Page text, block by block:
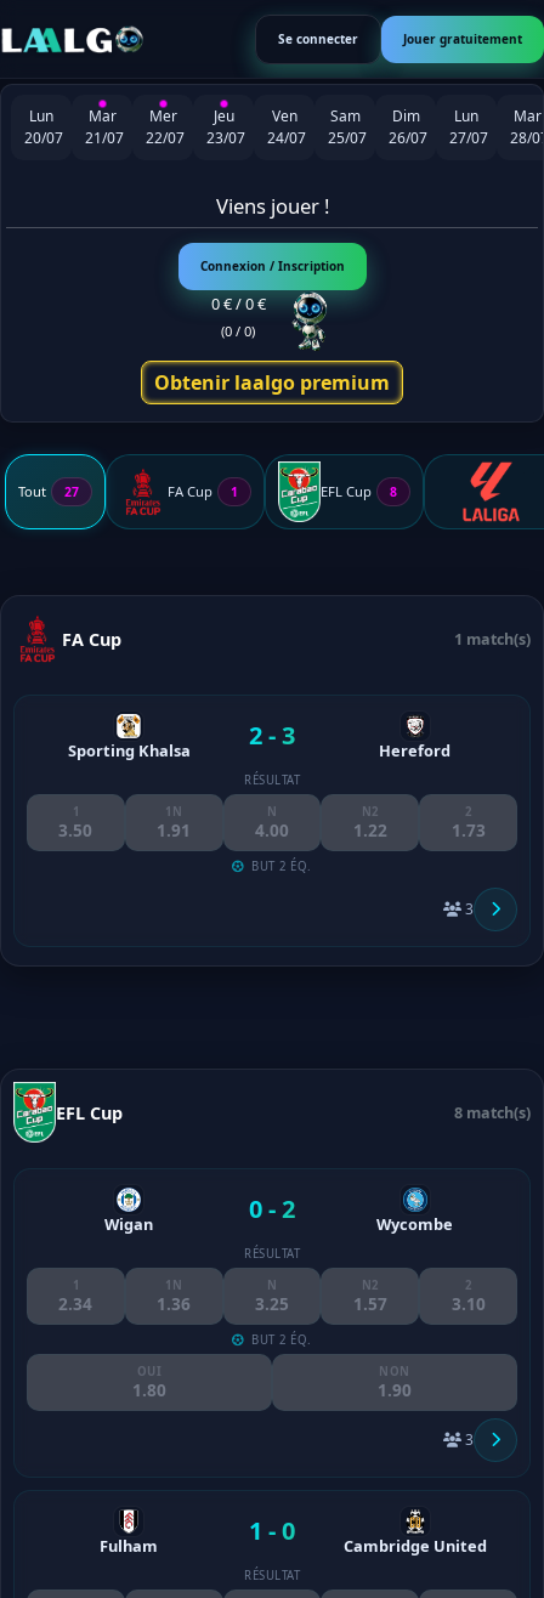
Se connecter Jouer gratuitement
Lun
20/07
Mar
21/07
Mer
22/07
Jeu
23/07
Ven
24/07
Sam
25/07
Dim
26/07
Lun
27/07
Mar
28/
Viens jouer !
Connexion / Inscription
0 € / 0 €
(0 / 0)
Obtenir laalgo premium
Tout 27 FA Cup 1 EFL Cup 8
FA Cup 1 match(s)
Sporting Khalsa 2 - 3 Hereford
RÉSULTAT
1
3.50
1N
1.91
N
4.00
N2
1.22
2
1.73
BUT 2 ÉQ.
3
EFL Cup 8 match(s)
Wigan 0 - 2 Wycombe
RÉSULTAT
1
2.34
1N
1.36
N
3.25
N2
1.57
2
3.10
BUT 2 ÉQ.
OUI
1.80
NON
1.90
3
Fulham 1 - 0 Cambridge United
RÉSULTAT